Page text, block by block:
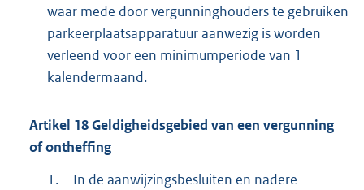
waar mede door vergunninghouders te gebruiken
parkeerplaatsapparatuur aanwezig is worden
verleend voor een minimumperiode van 1
kalendermaand.
Artikel 18Geldigheidsgebied van een vergunning
of ontheffing
1.
In de aanwijzingsbesluiten en nadere